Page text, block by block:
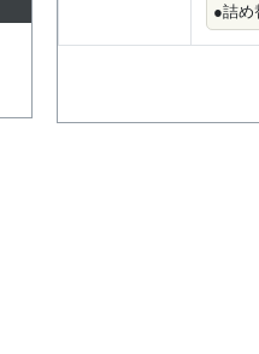
●詰め